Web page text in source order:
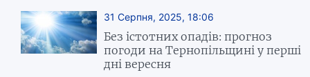
31 Серпня, 2025, 18:06
Без істотних опадів: прогноз
погоди на Тернопільщині у перші
дні вересня